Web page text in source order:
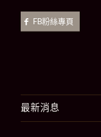
FB粉絲專頁
最新消息